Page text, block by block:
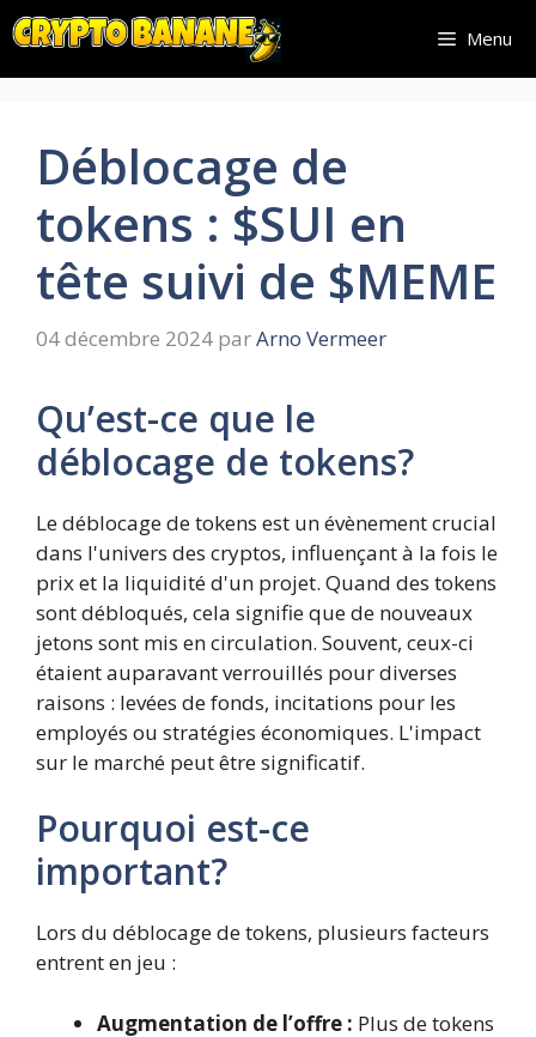
Aller
au
contenu
Menu
Déblocage de
tokens : $SUI en
tête suivi de $MEME
04 décembre 2024 parArno Vermeer
Qu’est-ce que le
déblocage de tokens?
Le déblocage de tokens est un évènement crucial
dans l'univers des cryptos, influençant à la fois le
prix et la liquidité d'un projet. Quand des tokens
sont débloqués, cela signifie que de nouveaux
jetons sont mis en circulation. Souvent, ceux-ci
étaient auparavant verrouillés pour diverses
raisons : levées de fonds, incitations pour les
employés ou stratégies économiques. L'impact
sur le marché peut être significatif.
Pourquoi est-ce
important?
Lors du déblocage de tokens, plusieurs facteurs
entrent en jeu :
Augmentation de l’offre : Plus de tokens